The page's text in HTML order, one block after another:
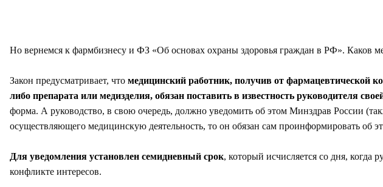
Но вернемся к фармбизнесу и ФЗ «Об основах охраны здоровья граждан в РФ». Каков
Закон предусматривает, что медицинский работник, получив от фармацевтической
либо препарата или медизделия, обязан поставить в известность руководителя
форма. А руководство, в свою очередь, должно уведомить об этом Минздрав России
осуществляющего медицинскую деятельность, то он обязан сам проинформировать об
Для уведомления установлен семидневный срок, который исчисляется со дня,
конфликте интересов.